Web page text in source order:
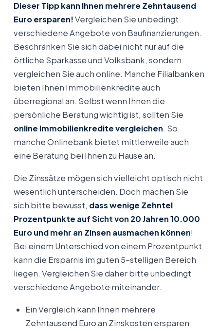
Dieser Tipp kann Ihnen mehrere Zehntausend
Euro ersparen!Vergleichen Sie unbedingt
verschiedene Angebote von Baufinanzierungen.
Beschränken Sie sich dabei nicht nur auf die
örtliche Sparkasse und Volksbank, sondern
vergleichen Sie auch online. Manche Filialbanken
bieten Ihnen Immobilienkredite auch
überregional an. Selbst wenn Ihnen die
persönliche Beratung wichtig ist, sollten Sie
online Immobilienkredite vergleichen. So
manche Onlinebank bietet mittlerweile auch
eine Beratung bei Ihnen zu Hause an.
Die Zinssätze mögen sich vielleicht optisch nicht
wesentlich unterscheiden. Doch machen Sie
sich bitte bewusst, dass wenige Zehntel
Prozentpunkte auf Sicht von 20 Jahren 10.000
Euro und mehr an Zinsen ausmachen können!
Bei einem Unterschied von einem Prozentpunkt
kann die Ersparnis im guten 5-stelligen Bereich
liegen. Vergleichen Sie daher bitte unbedingt
verschiedene Angebote miteinander.
Ein Vergleich kann Ihnen mehrere
Zehntausend Euro an Zinskosten ersparen